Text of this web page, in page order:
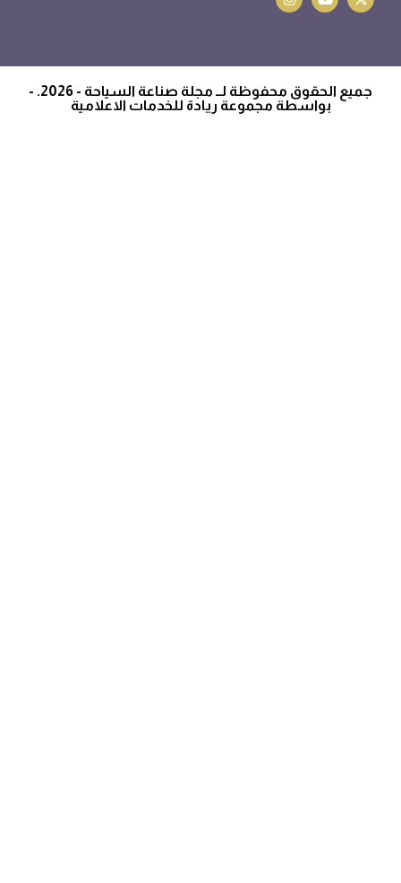
جميع الحقوق محفوظة لــ مجلة صناعة السياحة - 2026. -
بواسطة مجموعة ريادة للخدمات الاعلامية